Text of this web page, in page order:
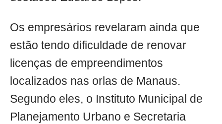
Os empresários revelaram ainda que
estão tendo dificuldade de renovar
licenças de empreendimentos
localizados nas orlas de Manaus.
Segundo eles, o Instituto Municipal de
Planejamento Urbano e Secretaria